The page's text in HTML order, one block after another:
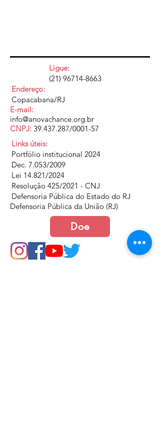
Ligue:
(21) 96714-8663
Endereço:
Copacabana/RJ
E-mail:
info@anovachance.org.br
CNPJ: 39.437.287/0001-57
Links úteis:
Portfólio institucional 2024
Dec. 7.053/2009
Lei 14.821/2024
Resolução 425/2021 - CNJ
Defensoria Pública do Estado do RJ
Defensoria Pública da União (RJ)
Doe